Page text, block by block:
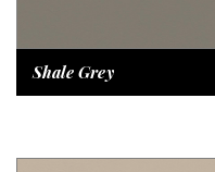
Shale Grey